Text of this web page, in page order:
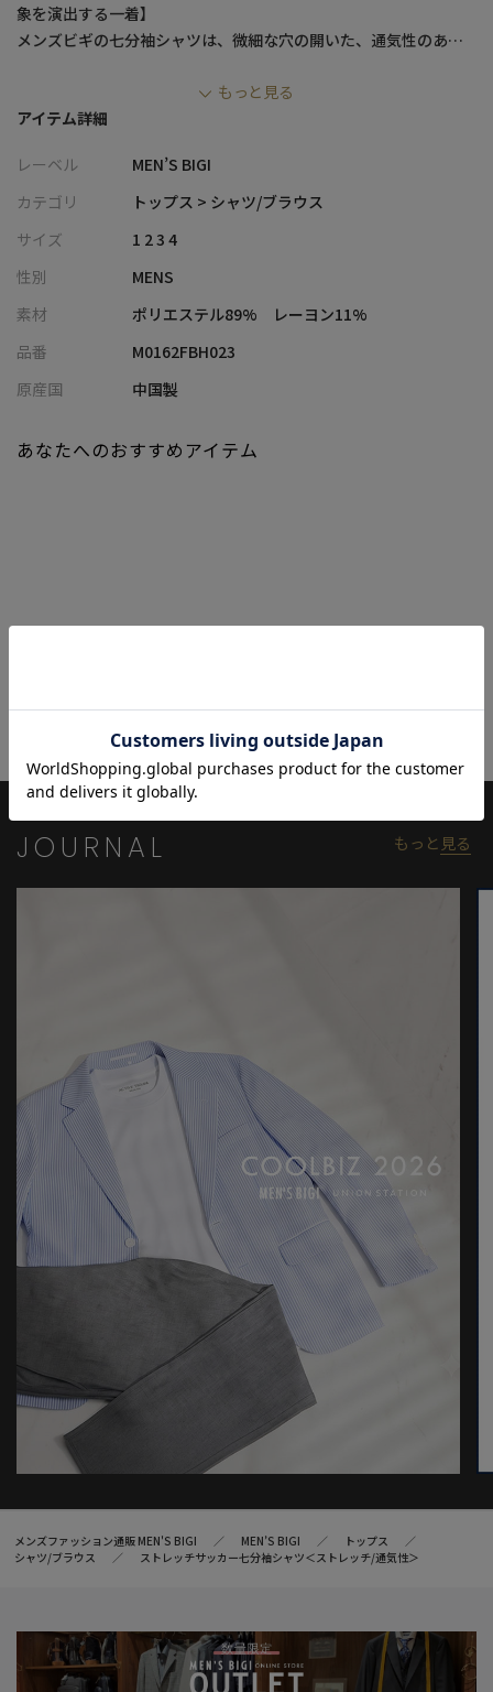
象を演出する一着】
メンズビギの七分袖シャツは、微細な穴の開いた、通気性のある
ワイヤー入りのスタンドカラーが襟元を美しく整えます。
アウターライクな裾のラインで、タックアウトしても羽織として
【デザイン/素材】
す。ポリエステルのサッカー素材を採用し、表面に施した小さな
穴が高い通気性を生み出すため、蒸し暑い季節でも非常に涼しく
過ごせます。サッカー生地特有 of 凹凸がさらりとした手触りを実
め、動きやすくしなやかな質感を楽しめるのがこの素材の大きな
魅力となっています。
コンパクトですっきりとしたスマートなシルエットが、洗練され
襟元はワイヤー入りのスタンドカラーで、好みの形状に整えられ
の裾など、カジュアルながらも細部までこだわり抜いたデザイン
です。
モデル:身長:185cm バスト:90cm ウエスト:77cm ヒップ:92cm 着
用サイズ:03(L)
個体差が生じる場合がございます。
もっと見る
アイテム詳細
レーベル
MEN’S BIGI
カテゴリ
トップス > シャツ/ブラウス
サイズ
1 2 3 4
性別
MENS
素材
ポリエステル89% レーヨン11%
品番
M0162FBH023
原産国
中国製
あなたへのおすすめアイテム
JOURNAL もっと 見る
メンズファッション通販 MEN'S BIGI MEN’S BIGI
トップス
シャツ/ブラウス
ストレッチサッカー七分袖シャツ＜ストレッチ/通気性＞